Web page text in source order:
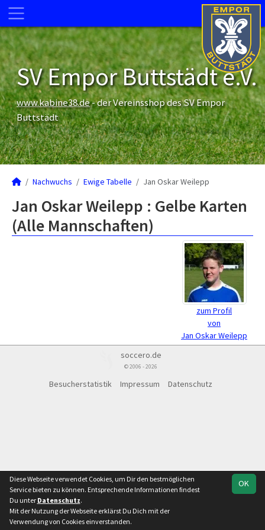
SV Empor Buttstädt e.V.
www.kabine38.de- der Vereinsshop des SV Empor
Buttstädt
Nachwuchs Ewige Tabelle Jan Oskar Weilepp
Jan Oskar Weilepp : Gelbe Karten
(Alle Mannschaften)
zum Profil
von
Jan Oskar Weilepp
soccero.de
© 2006 - 2026
Besucherstatistik Impressum Datenschutz
OK
Diese Webseite verwendet Cookies, um Dir den bestmöglichen
Service bieten zu können. Entsprechende Informationen findest
Du unter Datenschutz.
Mit der Nutzung der Webseite erklärst Du Dich mit der
Verwendung von Cookies einverstanden.